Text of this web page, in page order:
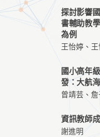
探討影響
書輔助教
為例
王怡婷、王
國小高年
發：大航
曾靖芸、
資訊教師
謝進明